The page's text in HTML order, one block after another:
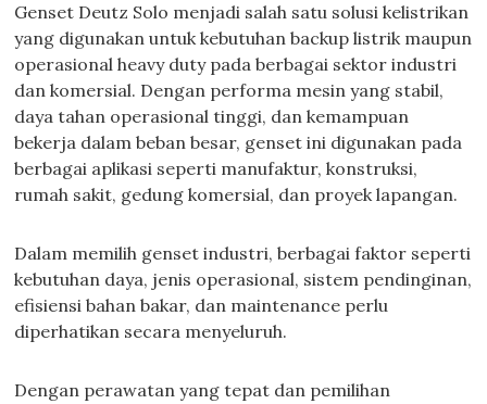
Genset Deutz Solo menjadi salah satu solusi kelistrikan
yang digunakan untuk kebutuhan backup listrik maupun
operasional heavy duty pada berbagai sektor industri
dan komersial. Dengan performa mesin yang stabil,
daya tahan operasional tinggi, dan kemampuan
bekerja dalam beban besar, genset ini digunakan pada
berbagai aplikasi seperti manufaktur, konstruksi,
rumah sakit, gedung komersial, dan proyek lapangan.
Dalam memilih genset industri, berbagai faktor seperti
kebutuhan daya, jenis operasional, sistem pendinginan,
efisiensi bahan bakar, dan maintenance perlu
diperhatikan secara menyeluruh.
Dengan perawatan yang tepat dan pemilihan